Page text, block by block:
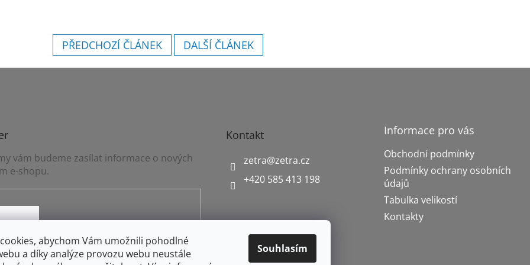
abychom Vám umožnili pohodlné
a díky analýze provozu webu neustále
Souhlasím
PŘEDCHOZÍ ČLÁNEK DALŠÍ ČLÁNEK
vám budeme zasílat informace o nových
e-shopu.
ochrany osobních údajů
Kontakt
zetra@zetra.cz
+420 585 413 198
Informace pro vás
Obchodní podmínky
Podmínky ochrany osobních
údajů
Tabulka velikostí
Kontakty